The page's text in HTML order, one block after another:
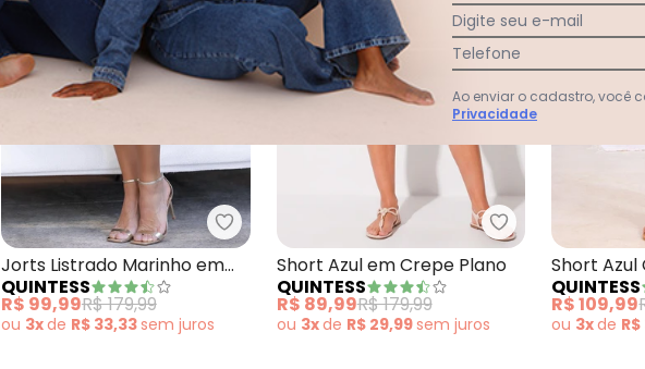
Bimini - Short Azul em Jeans LeveQuintess - Jorts Listrado Marinho em Poliéster
Jorts Listrado Marinho em
Poliéster com Elastano
QUINTESS
R$ 99,99R$ 179,99
ou 3xde R$ 33,33sem juros
Quintess - Short
Short Azul em Crepe Plano
QUINTESS
R$ 89,99R$ 179,99
ou 3xde R$ 29,99sem juros
Short Azul
Plana
QUINTESS
R$ 109,99
ou 3xde
Digite seu e-mail
Telefone
Ao enviar o cadastro, você
Privacidade